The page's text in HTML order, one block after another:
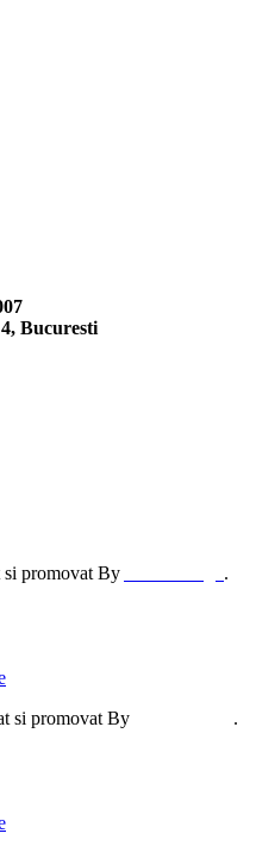
Bucuresti
promovat By .
si promovat By .